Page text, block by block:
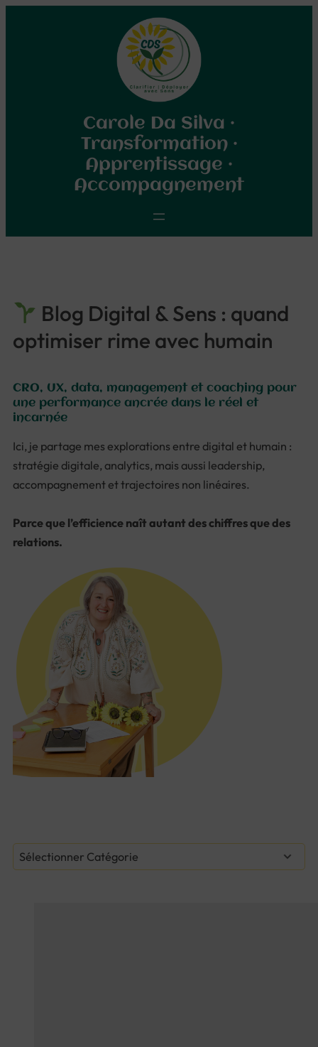
Carole Da Silva ·
Transformation ·
Apprentissage ·
Accompagnement
Blog Digital & Sens : quand
optimiser rime avec humain
CRO, UX, data, management et coaching pour
une performance ancrée dans le réel et
incarnée
Ici, je partage mes explorations entre digital et humain :
stratégie digitale, analytics, mais aussi leadership,
accompagnement et trajectoires non linéaires.
Parce que l’efficience naît autant des chiffres que des
relations.
Catégories